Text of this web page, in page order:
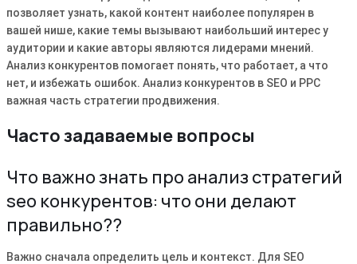
позволяет узнать, какой контент наиболее популярен в
вашей нише, какие темы вызывают наибольший интерес у
аудитории и какие авторы являются лидерами мнений.
Анализ конкурентов помогает понять, что работает, а что
нет, и избежать ошибок. Анализ конкурентов в SEO и PPC
важная часть стратегии продвижения.
Часто задаваемые вопросы
Что важно знать про анализ стратегий
seo конкурентов: что они делают
правильно??
Важно сначала определить цель и контекст. Для SEO